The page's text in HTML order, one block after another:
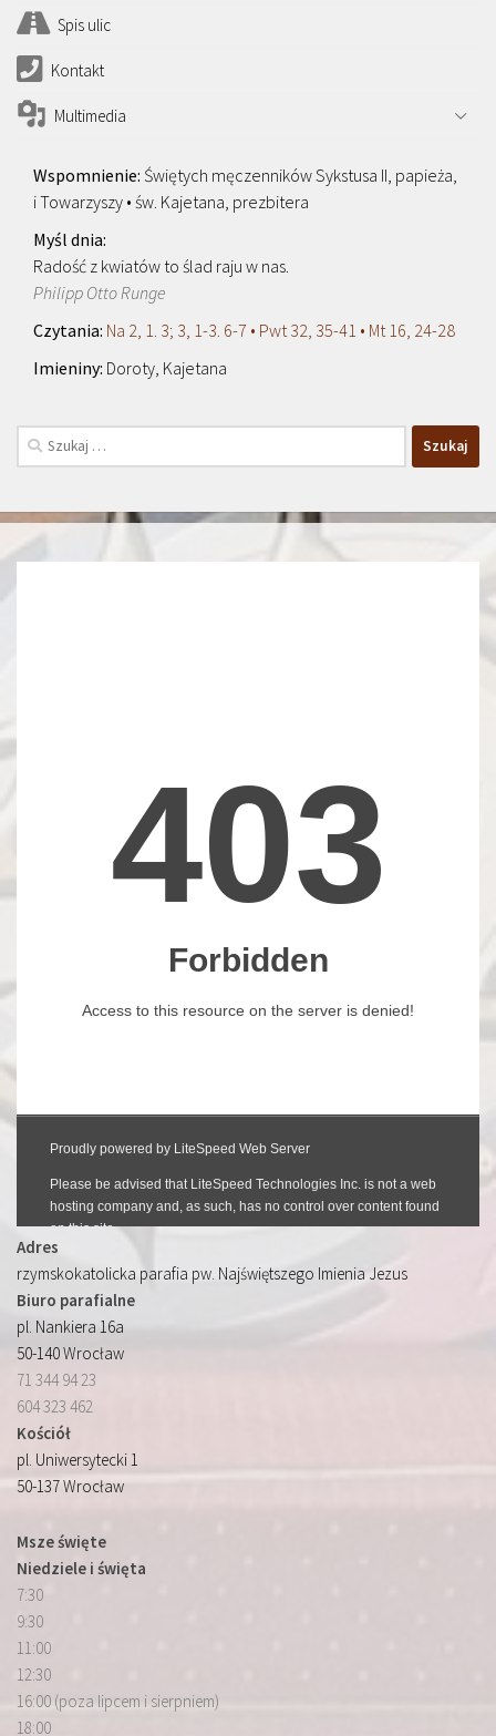
Spis ulic
Kontakt
Multimedia
Świętych męczenników Sykstusa II, papieża,
i Towarzyszy • św. Kajetana, prezbitera
Radość z kwiatów to ślad raju w nas.
Philipp Otto Runge
Na 2, 1. 3; 3, 1-3. 6-7 • Pwt 32, 35-41 • Mt 16, 24-28
Doroty, Kajetana
Szukaj:
Adres
rzymskokatolicka parafia pw. Najświętszego Imienia Jezus
Biuro parafialne
pl. Nankiera 16a
50-140 Wrocław
71 344 94 23
604 323 462
Kościół
pl. Uniwersytecki 1
50-137 Wrocław
Msze święte
Niedziele i święta
7:30
9:30
11:00
12:30
16:00 (poza lipcem i sierpniem)
18:00